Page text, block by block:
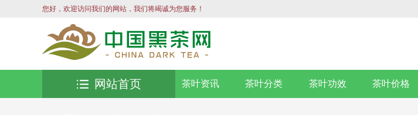
您好，欢迎访问我们的网站，我们将竭诚为您服务！
茶叶资讯 茶叶分类 茶叶功效 茶叶价格
网站首页